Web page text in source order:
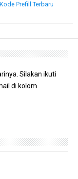
Prefill Terbaru
Silakan ikuti
di kolom